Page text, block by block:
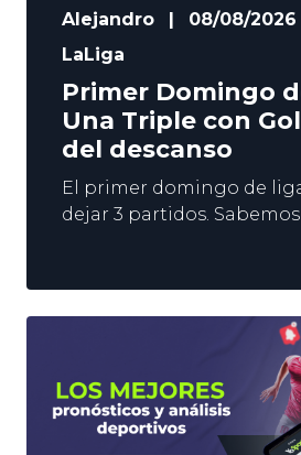
Alejandro
08/08/2026
LaLiga
Primer Domingo
Una Triple con
del descanso
El primer domingo de
dejar 3 partidos.
jornada atípica, con sólo
dispuestos a sacar el
rendimiento al día. En
gusta el espectáculo, y
del descanso, suelen ser
diversión. Es por